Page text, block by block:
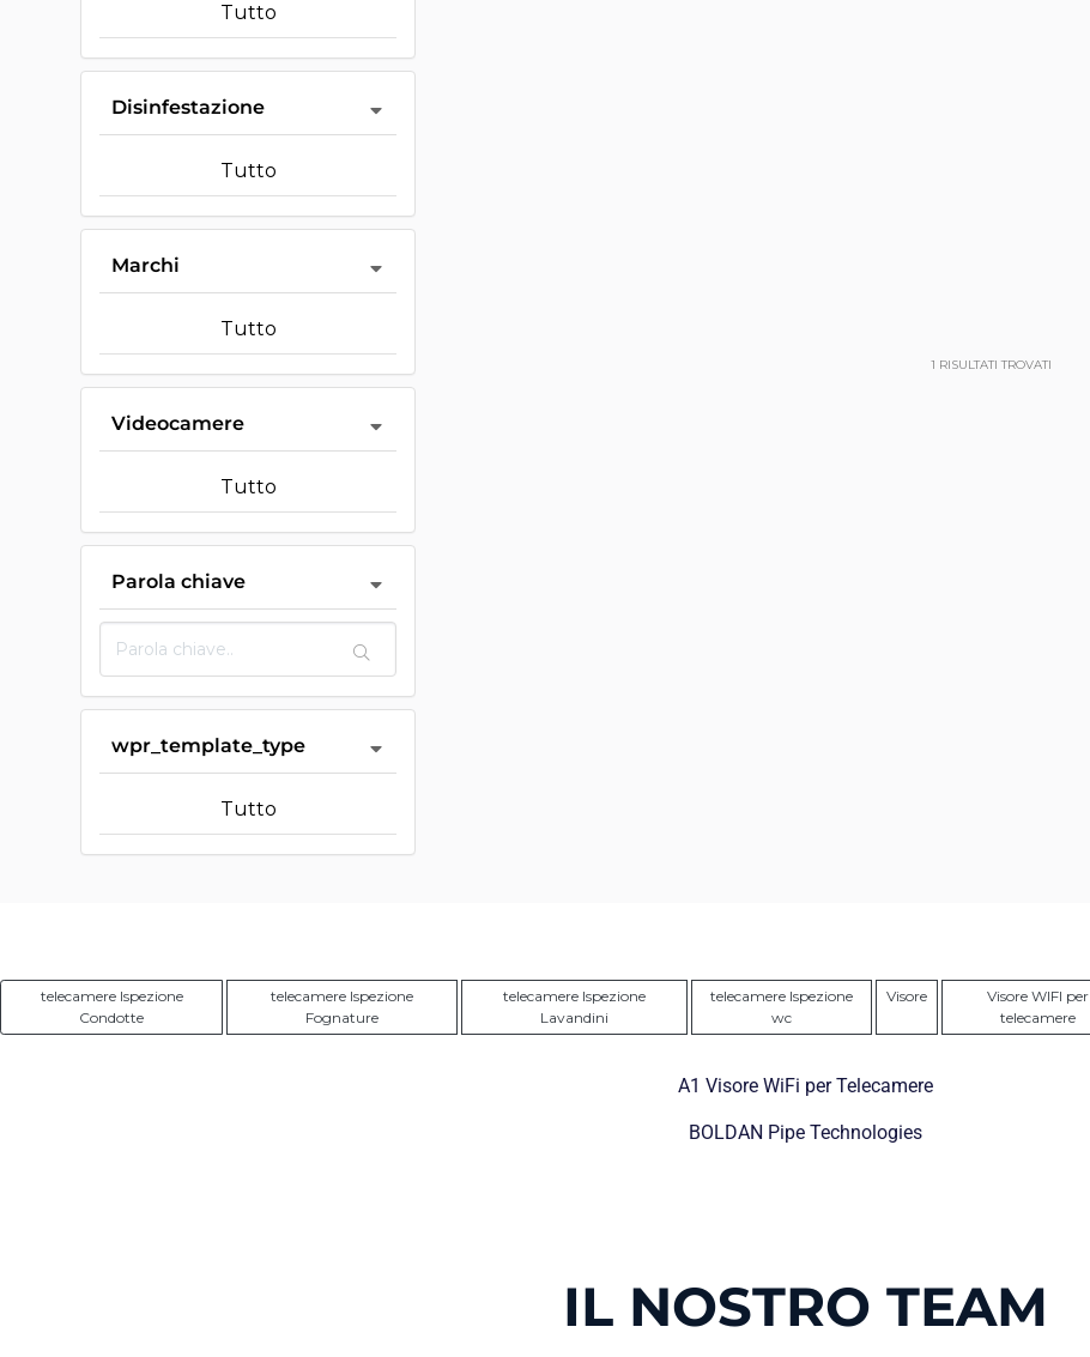
Tutto
Disinfestazione
Tutto
Marchi
Tutto
Videocamere
Tutto
Parola chiave
wpr_template_type
Tutto
1 RISULTATI TROVATI
telecamere Ispezione
Condotte
telecamere Ispezione
Fognature
telecamere Ispezione
Lavandini
telecamere Ispezione
wc
Visore
Visore WIFI per
telecamere
A1 Visore WiFi per Telecamere
BOLDAN Pipe Technologies
IL NOSTRO TEAM